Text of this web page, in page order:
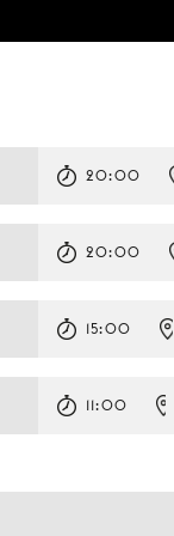
20:00
20:00
15:00
11:00